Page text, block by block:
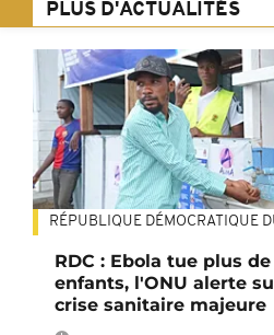
PLUS D'ACTUALITÉS
RÉPUBLIQUE DÉMOCRATIQUE
RDC : Ebola tue plus
enfants, l'ONU alerte
crise sanitaire majeure